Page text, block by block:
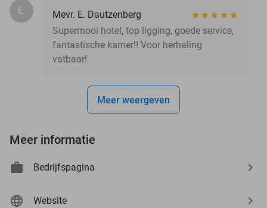
E.
Mevr. E. Dautzenberg
Supermooi hotel, top ligging, goede service,
fantastische kamer!! Voor herhaling
vatbaar!
Meer weergeven
Meer informatie
Bedrijfspagina
Website